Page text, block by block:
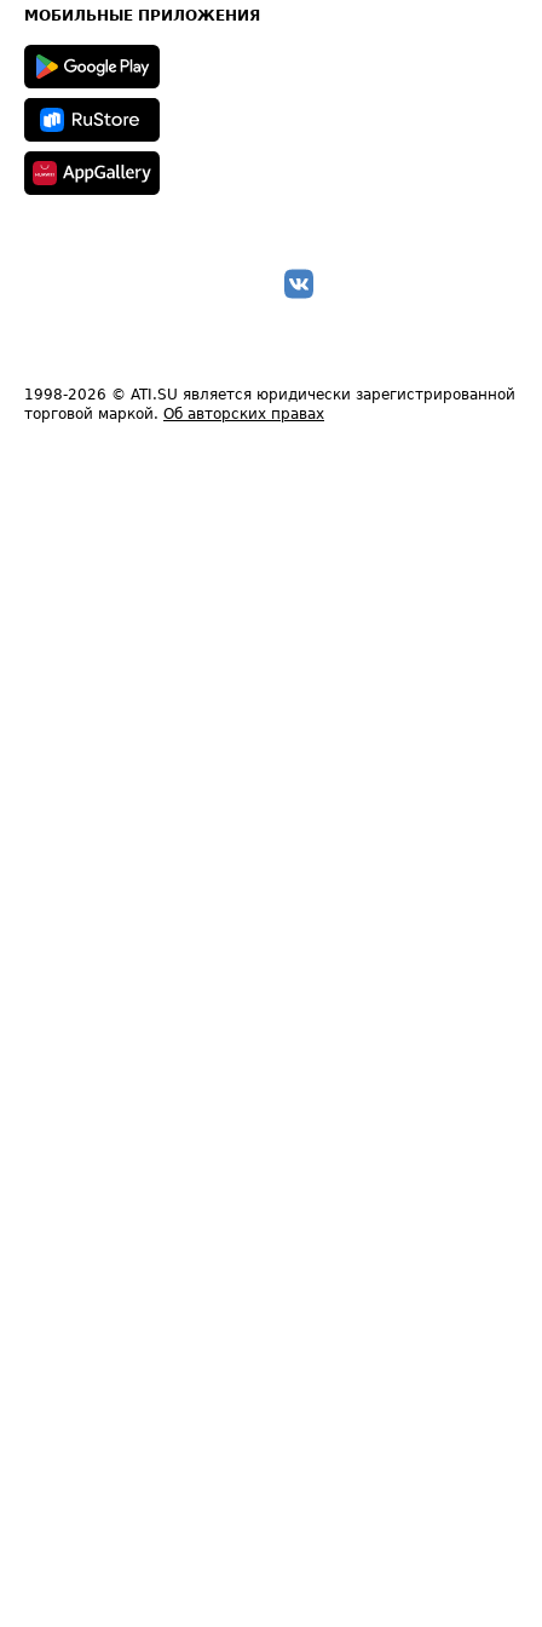
Техническая информация
МОБИЛЬНЫЕ ПРИЛОЖЕНИЯ
1998-2026 © ATI.SU является юридически зарегистрированной
торговой маркой. Об авторских правах